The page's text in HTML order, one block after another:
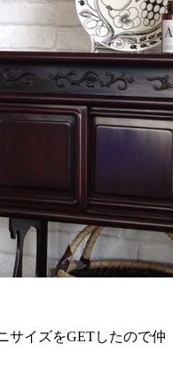
サイズをGETしたので仲